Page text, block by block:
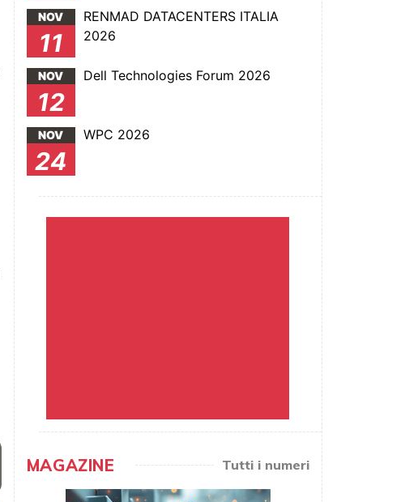
NOV
11
RENMAD DATACENTERS ITALIA
2026
NOV
12
Dell Technologies Forum 2026
NOV
24
WPC 2026
MAGAZINE Tutti i numeri